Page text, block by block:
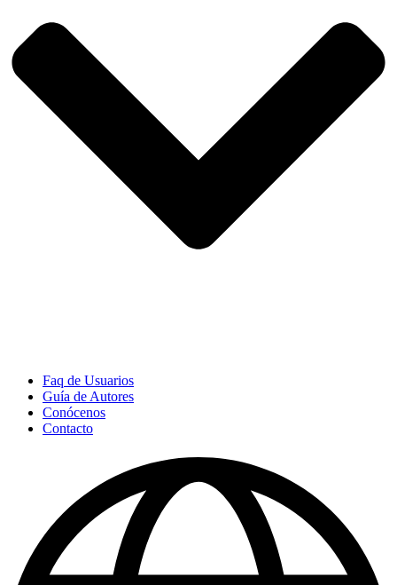
Faq de Usuarios
Guía de Autores
Conócenos
Contacto